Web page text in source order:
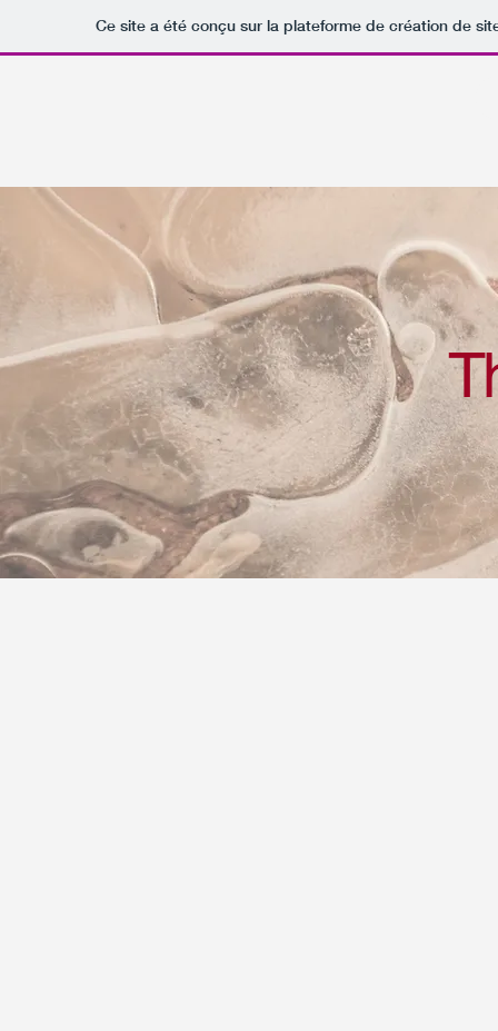
Ce site a été conçu sur la plateforme de création de